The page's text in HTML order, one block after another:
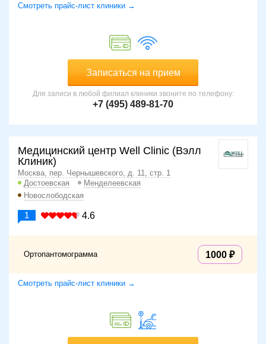
Смотреть прайс-лист клиники →
Записаться на прием
Для записи в любой филиал клиники звоните по телефону:
+7 (495) 489-81-70
Медицинский центр Well Clinic (Вэлл
Клиник)
Москва, пер. Чернышевского, д. 11, стр. 1
Достоевская
Менделеевская
Новослободская
1 4.6
Ортопантомограмма 1000
Смотреть прайс-лист клиники →